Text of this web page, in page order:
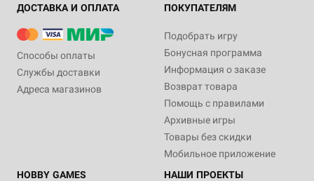
ДОСТАВКА И ОПЛАТА
Способы оплаты
Службы доставки
Адреса магазинов
ПОКУПАТЕЛЯМ
Подобрать игру
Бонусная программа
Информация о заказе
Возврат товара
Помощь с правилами
Архивные игры
Товары без скидки
Мобильное приложение
HOBBY GAMES
НАШИ ПРОЕКТЫ